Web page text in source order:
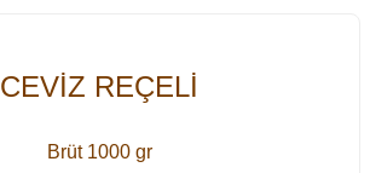
CEVİZ REÇELİ
Brüt 1000 gr